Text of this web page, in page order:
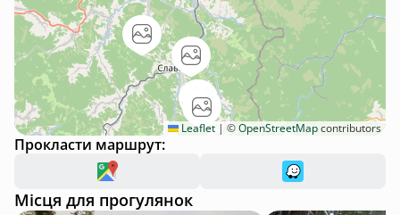
Leaflet | ©OpenStreetMapcontributors
Прокласти маршрут:
Місця для прогулянок